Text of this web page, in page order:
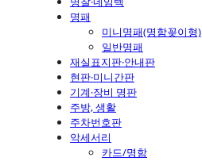
명패
미니명패(명함꽂이형)
일반명패
재실표지판·안내판
현판·미니간판
기계·장비 명판
주방, 생활
주차번호판
악세서리
카드/명함